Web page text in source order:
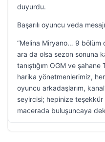
duyurdu.
Başarılı oyuncu veda
“Melina Miryano… 9 bölüm
ara da olsa sezon sonuna
tanıştığım OGM ve
harika yönetmenlerimiz,
oyuncu arkadaşlarım,
seyircisi; hepinize
macerada buluşuncaya